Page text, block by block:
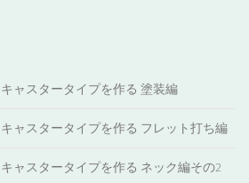
ャスタータイプを作る 塗装編
ャスタータイプを作る フレット打ち編
ャスタータイプを作る ネック編その2